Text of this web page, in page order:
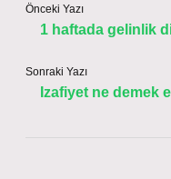
Önceki Yazı
1 haftada gelinlik
Sonraki Yazı
Izafiyet ne demek